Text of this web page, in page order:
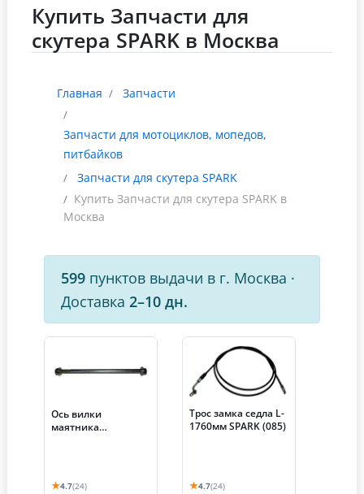
Купить Запчасти для
скутера SPARK в Москва
Главная Запчасти
Запчасти для мотоциклов, мопедов,
питбайков
Запчасти для скутера SPARK
Купить Запчасти для скутера SPARK в
Москва
599 пунктов выдачи в г. Москва ·
Доставка 2–10 дн.
Ось вилки
маятника
★4.7(24)
Трос замка седла L-
1760мм SPARK (085)
★4.7(24)